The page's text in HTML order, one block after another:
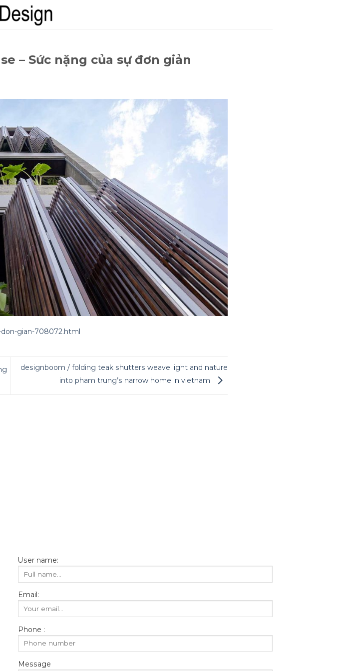
– Sức nặng của sự đơn giản
gian-708072.html
designboom / folding teak shutters weave light and nature
into pham trung’s narrow home in vietnam
User name:
Email:
Phone :
Message